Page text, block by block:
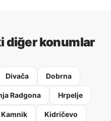
diğer konumlar
Divača Dobrna
Radgona Hrpelje
Kamnik Kidričevo